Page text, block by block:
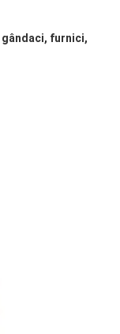
gândaci, furnici,